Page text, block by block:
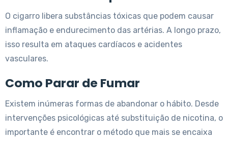
O cigarro libera substâncias tóxicas que podem causar
inflamação e endurecimento das artérias. A longo prazo,
isso resulta em ataques cardíacos e acidentes
vasculares.
Como Parar de Fumar
Existem inúmeras formas de abandonar o hábito. Desde
intervenções psicológicas até substituição de nicotina, o
importante é encontrar o método que mais se encaixa